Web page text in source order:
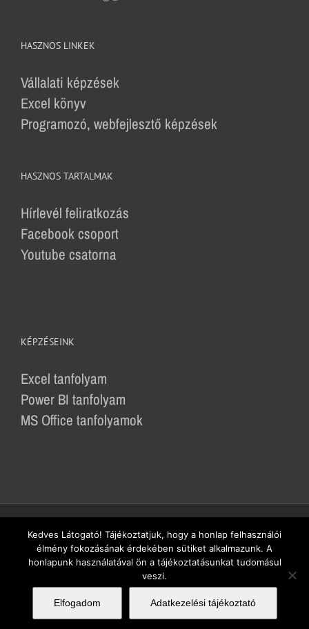
HASZNOS LINKEK
Vállalati képzések
Excel könyv
Programozó, webfejlesztő képzések
HASZNOS TARTALMAK
Hírlevél feliratkozás
Facebook csoport
Youtube csatorna
KÉPZÉSEINK
Excel tanfolyam
Power BI tanfolyam
MS Office tanfolyamok
© Copyright 2016-2025 - Excellence Training Kft. | Excelneked.hu - Excel tanfolyam,
Power BI tanfolyam, MS Office tanfolyamok
Adatvédelem
| Felnőttképző nyilvántartási száma: B/2020/000094
FacebookYouTubePinterestLinkedInInstagram
Tiktok
Kedves Látogató! Tájékoztatjuk, hogy a honlap felhasználói
élmény fokozásának érdekében sütiket alkalmazunk. A
honlapunk használatával ön a tájékoztatásunkat tudomásul
veszi.
Elfogadom Adatkezelési tájékoztató